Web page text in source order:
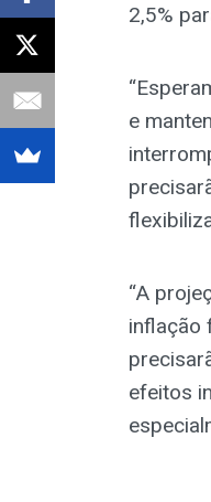
2,5%
e
“A
inflação
efeitos